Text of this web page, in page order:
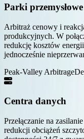
System
Szafowy
Domowe
Domowy
in-One
HC-UPSA2089L
2 MWh ·
Parki przemysłowe
Arbitraż cenowy i
produkcyjnych. W
redukcję kosztów
jednocześnie
Peak-Valley Arbitrage
Centra danych
Przełączanie na
redukcji obciążeń